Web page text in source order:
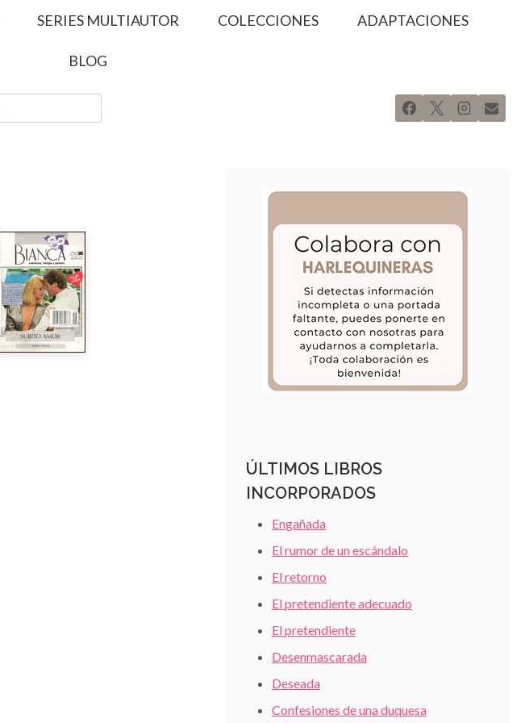
SERIES MULTIAUTOR COLECCIONES ADAPTACIONES
BLOG
ÚLTIMOS LIBROS
INCORPORADOS
Engañada
El rumor de un escándalo
El retorno
El pretendiente adecuado
El pretendiente
Desenmascarada
Deseada
Confesiones de una duquesa